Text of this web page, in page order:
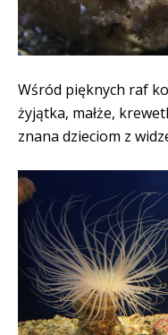
Wśród pięknych raf
żyjątka, małże,
znana dzieciom z